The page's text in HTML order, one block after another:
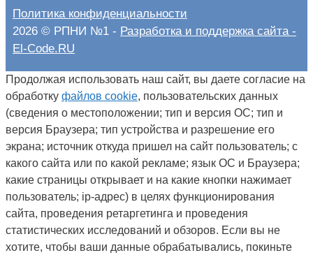
Политика конфиденциальности
2026 © РПНИ №1 - Разработка и поддержка сайта -
El-Code.RU
Продолжая использовать наш сайт, вы даете согласие на
обработку файлов cookie, пользовательских данных
(сведения о местоположении; тип и версия ОС; тип и
версия Браузера; тип устройства и разрешение его
экрана; источник откуда пришел на сайт пользователь; с
какого сайта или по какой рекламе; язык ОС и Браузера;
какие страницы открывает и на какие кнопки нажимает
пользователь; ip-адрес) в целях функционирования
сайта, проведения ретаргетинга и проведения
статистических исследований и обзоров. Если вы не
хотите, чтобы ваши данные обрабатывались, покиньте